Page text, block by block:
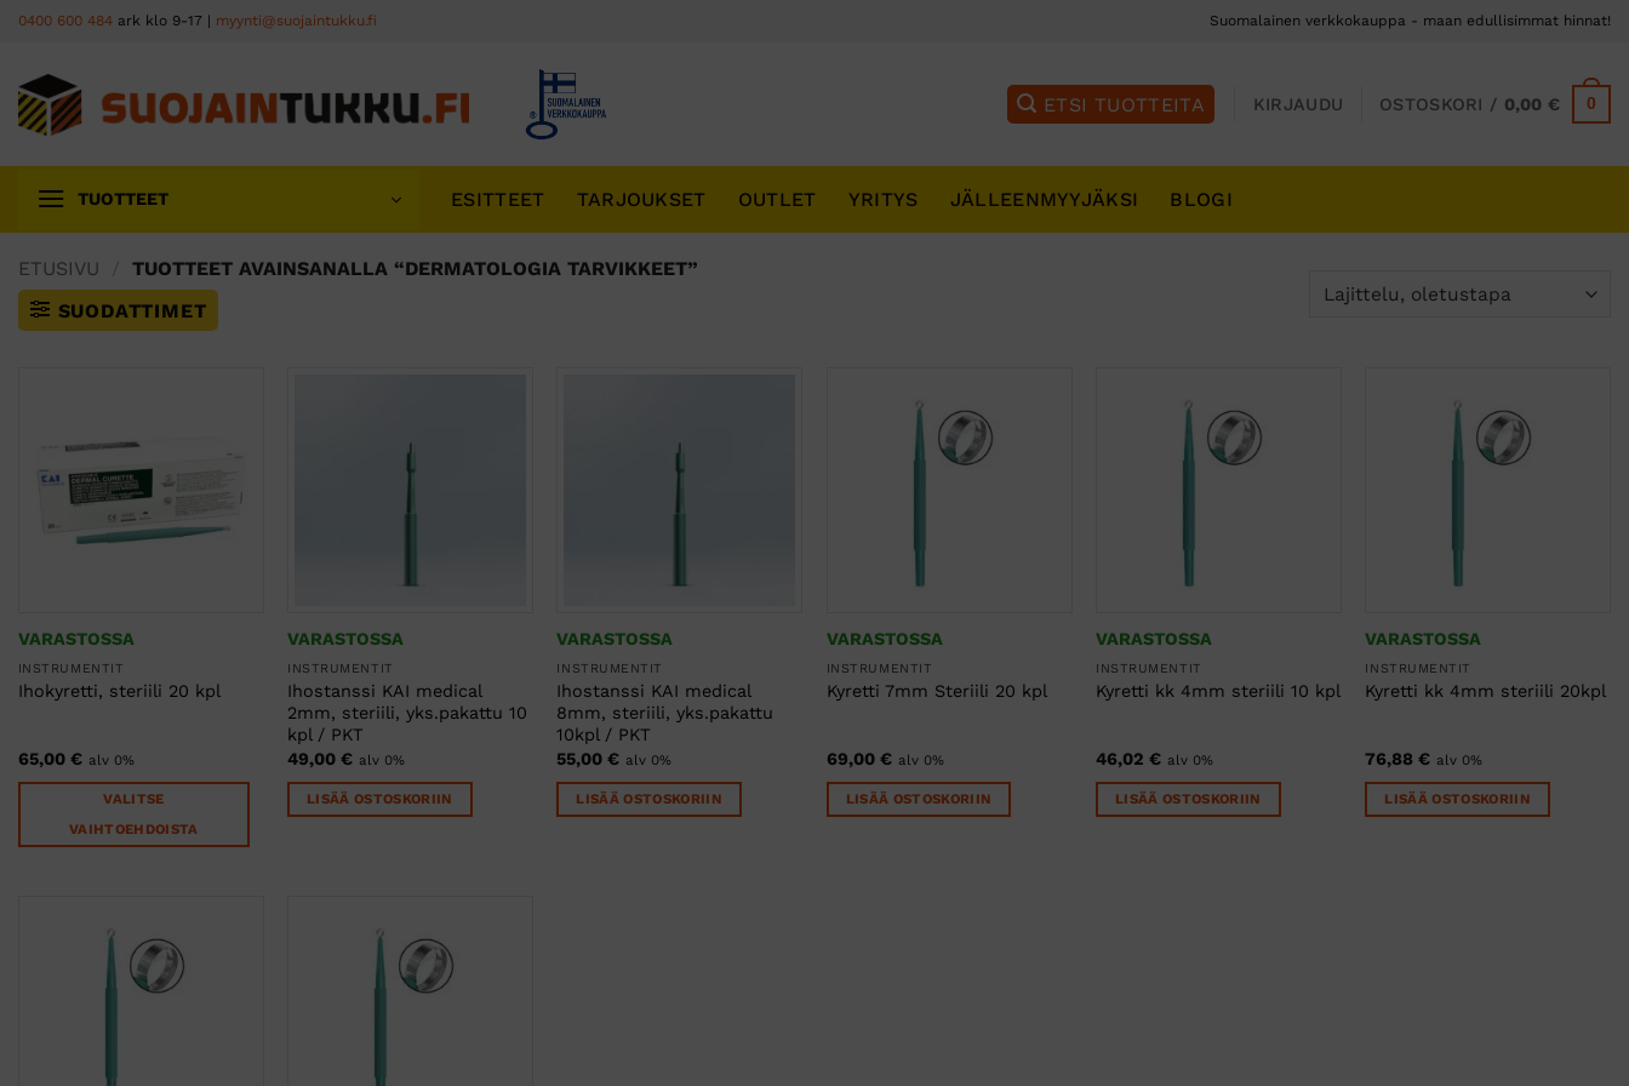
Skip
content
0400 600 484 ark klo 9-17 | myynti@suojaintukku.fi Suomalainen verkkokauppa - maan edullisimmat hinnat!
KIRJAUDU OSTOSKORI / 0,00€ 0
TUOTTEET ESITTEET TARJOUKSET OUTLET YRITYS JÄLLEENMYYJÄKSI BLOGI
ETUSIVU
TUOTTEET AVAINSANALLA “DERMATOLOGIA TARVIKKEET”
SUODATTIMET
VARASTOSSA
INSTRUMENTIT
Ihokyretti, steriili 20 kpl
65,00 € alv 0%
VALITSE
VAIHTOEHDOISTA
muunnelma.
VARASTOSSA
INSTRUMENTIT
Ihostanssi KAI medical
2mm, steriili, yks.pakattu 10
kpl / PKT
49,00€ alv 0%
LISÄÄ OSTOSKORIIN
VARASTOSSA
INSTRUMENTIT
Ihostanssi KAI medical
8mm, steriili, yks.pakattu
10kpl / PKT
55,00€ alv 0%
LISÄÄ OSTOSKORIIN
VARASTOSSA
INSTRUMENTIT
Kyretti 7mm Steriili 20 kpl
69,00 € alv 0%
LISÄÄ OSTOSKORIIN
VARASTOSSA
INSTRUMENTIT
Kyretti kk 4mm steriili 10 kpl
46,02€ alv 0%
LISÄÄ OSTOSKORIIN
VARASTOSSA
INSTRUMENTIT
Kyretti kk 4mm steriili 20kpl
76,88€ alv 0%
LISÄÄ OSTOSKORIIN